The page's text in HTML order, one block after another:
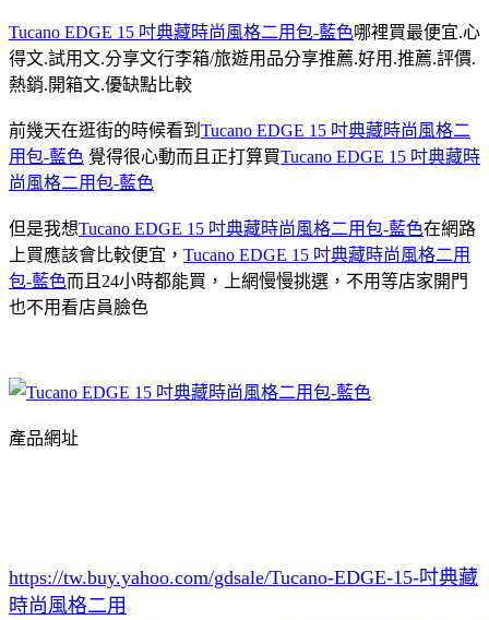
Tucano EDGE 15 吋典藏時尚風格二用包-藍色哪裡買最便宜.心
得文.試用文.分享文行李箱/旅遊用品分享推薦.好用.推薦.評價.
熱銷.開箱文.優缺點比較
前幾天在逛街的時候看到 Tucano EDGE 15 吋典藏時尚風格二
用包-藍色 覺得很心動而且正打算買Tucano EDGE 15 吋典藏時
尚風格二用包-藍色
但是我想Tucano EDGE 15 吋典藏時尚風格二用包-藍色在網路
上買應該會比較便宜， Tucano EDGE 15 吋典藏時尚風格二用
包-藍色而且24小時都能買，上網慢慢挑選，不用等店家開門
也不用看店員臉色
產品網址
https://tw.buy.yahoo.com/gdsale/Tucano-EDGE-15-吋典藏
時尚風格二用